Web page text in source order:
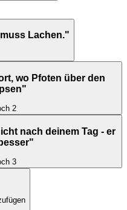
Lachen."
wo Pfoten über den
2
nach deinem Tag - er
3